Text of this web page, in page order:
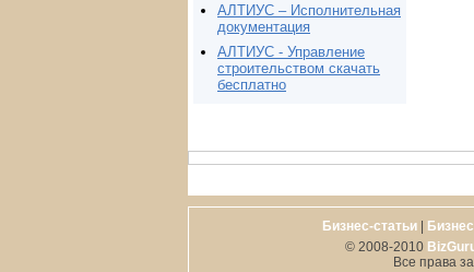
АЛТИУС – Исполнительная
документация
АЛТИУС - Управление
строительством скачать
бесплатно
Бизнес-статьи|
© 2008-2010
Все права